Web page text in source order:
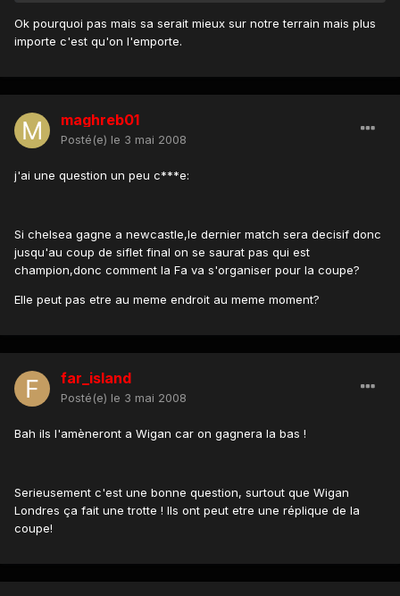
Ok pourquoi pas mais sa serait mieux sur notre terrain mais plus
importe c'est qu'on l'emporte.
maghreb01
Posté(e) le 3 mai 2008
j'ai une question un peu c***e:
Si chelsea gagne a newcastle,le dernier match sera decisif donc
jusqu'au coup de siflet final on se saurat pas qui est
champion,donc comment la Fa va s'organiser pour la coupe?
Elle peut pas etre au meme endroit au meme moment?
far_island
Posté(e) le 3 mai 2008
Bah ils l'amèneront a Wigan car on gagnera la bas !
Serieusement c'est une bonne question, surtout que Wigan
Londres ça fait une trotte ! Ils ont peut etre une réplique de la
coupe!